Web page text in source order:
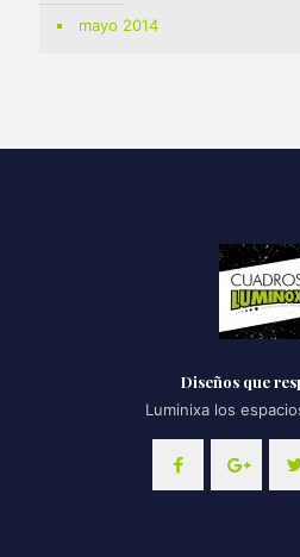
mayo 2014
Diseños que
Luminixa los